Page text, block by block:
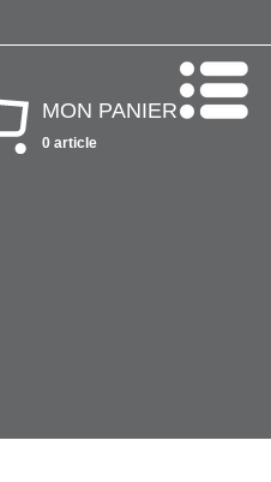
MON PANIER
0 article